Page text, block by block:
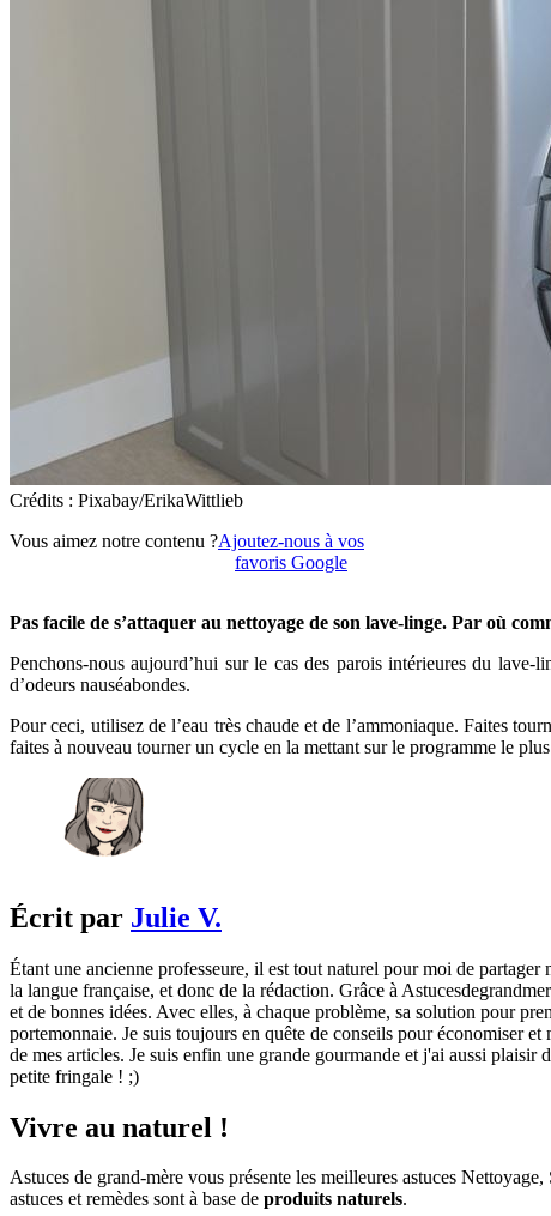
Crédits : Pixabay/ErikaWittlieb
Vous aimez notre contenu ?Ajoutez-nous à vos
favoris Google
Pas facile de s’attaquer au nettoyage de son lave-linge. Par où
Penchons-nous aujourd’hui sur le cas des parois intérieures du
d’odeurs nauséabondes.
Pour ceci, utilisez de l’eau très chaude et de l’ammoniaque. Faites
faites à nouveau tourner un cycle en la mettant sur le programme le
Écrit par Julie V.
Étant une ancienne professeure, il est tout naturel pour moi de partager
la langue française, et donc de la rédaction. Grâce à
et de bonnes idées. Avec elles, à chaque problème, sa solution pour
portemonnaie. Je suis toujours en quête de conseils pour économiser
de mes articles. Je suis enfin une grande gourmande et j'ai aussi plaisir
petite fringale ! ;)
Vivre au naturel !
Astuces de grand-mère vous présente les meilleures astuces
astuces et remèdes sont à base de produits naturels.